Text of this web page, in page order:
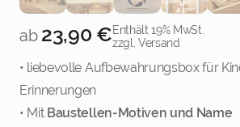
ab 23,90 €Enthält 19% MwSt.
zzgl. Versand
• liebevolle Aufbewahrungsbox für
Erinnerungen
• Mit Baustellen-Motiven und Name